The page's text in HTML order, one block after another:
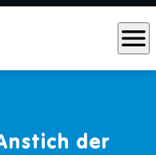
menu
der